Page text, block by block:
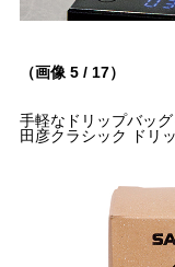
（画像 5 / 17）
手軽なドリップバッ
田彦クラシック ドリ